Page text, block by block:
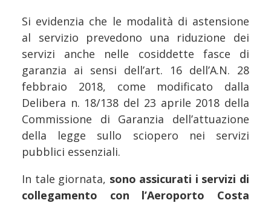
Si evidenzia che le modalità di astensione
al servizio prevedono una riduzione dei
servizi anche nelle cosiddette fasce di
garanzia ai sensi dell’art. 16 dell’A.N. 28
febbraio 2018, come modificato dalla
Delibera n. 18/138 del 23 aprile 2018 della
Commissione di Garanzia dell’attuazione
della legge sullo sciopero nei servizi
pubblici essenziali.
In tale giornata, sono assicurati i servizi di
collegamento con l’Aeroporto Costa